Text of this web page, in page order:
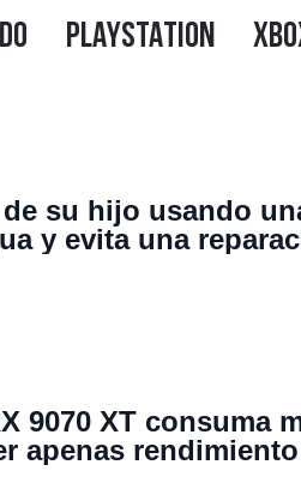
de su hijo usando
y evita una
mejor que
9070 XT consuma
apenas